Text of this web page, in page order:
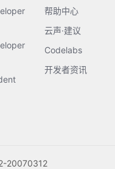
帮助中心
云声·建议
Codelabs
开发者资讯
20070312